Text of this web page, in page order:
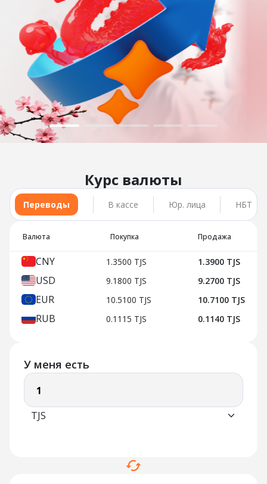
Курс валюты
Переводы В кассе Юр. лица НБТ
Валюта Покупка Продажа
CNY 1.3500 TJS 1.3900 TJS
USD 9.1800 TJS 9.2700 TJS
EUR 10.5100 TJS 10.7100 TJS
RUB 0.1115 TJS 0.1140 TJS
У меня есть